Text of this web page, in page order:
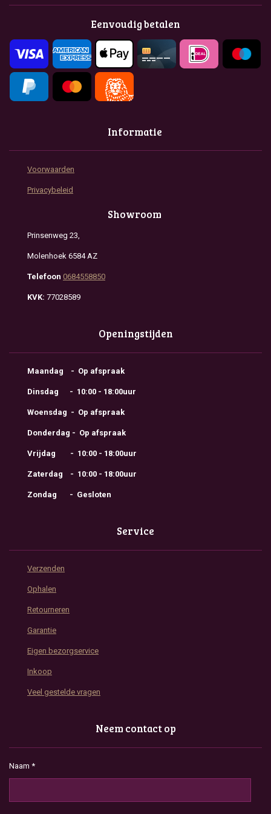
b
o
k
a
r
a
m
s
p
p
Eenvoudig betalen
Informatie
Voorwaarden
Privacybeleid
Showroom
Prinsenweg 23,
Molenhoek 6584 AZ
Telefoon 0684558850
KVK: 77028589
Openingstijden
Maandag - Op afspraak
Dinsdag - 10:00 - 18:00uur
Woensdag - Op afspraak
Donderdag - Op afspraak
Vrijdag - 10:00 - 18:00uur
Zaterdag - 10:00 - 18:00uur
Zondag - Gesloten
Service
Verzenden
Ophalen
Retourneren
Garantie
Eigen bezorgservice
Inkoop
Veel gestelde vragen
Neem contact op
Naam *